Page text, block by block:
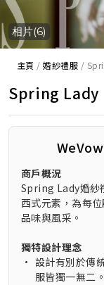
相片(6)
主頁 /婚紗禮服 /
Spring Lady
商戶概況
Spring Lady婚紗
西式元素，為每
品味與風采。
獨特設計理念
• 設計有別於傳
服皆獨一無二。